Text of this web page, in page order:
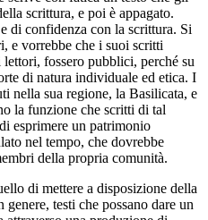
scrittura, e poi è appagato.
di confidenza con la scrittura. Si
e vorrebbe che i suoi scritti
fossero pubblici, perché su
di natura individuale ed etica. I
nella sua regione, la Basilicata, e
la funzione che scritti di tal
esprimere un patrimonio
nel tempo, che dovrebbe
della propria comunità.
di mettere a disposizione della
testi che possano dare un